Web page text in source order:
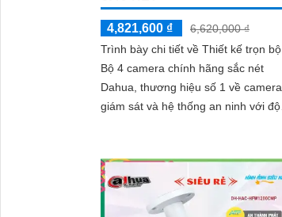
4,821,600 ₫
6,620,000 ₫
Trình bày chi tiết về Thiết kế trọn bộ
Bộ 4 camera chính hãng sắc nét
Dahua, thương hiệu số 1 về camera
giám sát và hệ thống an ninh với độ